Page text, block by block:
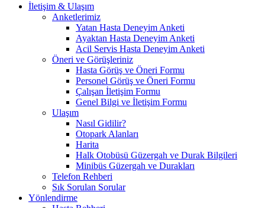
İletişim & Ulaşım
Anketlerimiz
Yatan Hasta Deneyim Anketi
Ayaktan Hasta Deneyim Anketi
Acil Servis Hasta Deneyim Anketi
Öneri ve Görüşleriniz
Hasta Görüş ve Öneri Formu
Personel Görüş ve Öneri Formu
Çalışan İletişim Formu
Genel Bilgi ve İletişim Formu
Ulaşım
Nasıl Gidilir?
Otopark Alanları
Harita
Halk Otobüsü Güzergah ve Durak Bilgileri
Minibüs Güzergah ve Durakları
Telefon Rehberi
Sık Sorulan Sorular
Yönlendirme